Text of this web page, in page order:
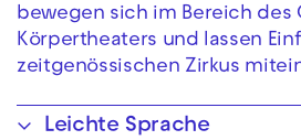
bewegen sich im Bereich des
Körpertheaters und lassen
zeitgenössischen Zirkus
Leichte Sprache